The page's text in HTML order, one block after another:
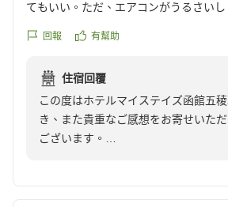
てもいい。ただ、エアコンがうるさいし
浄機に汚れがあった。
https://review.travel.rakuten.co.jp/hotel/
reviewId=33123478511737
回報 有幫助
住宿回覆
この度はホテルマイステイズ函館五
き、また貴重なご感想をお寄せいた
ございます。